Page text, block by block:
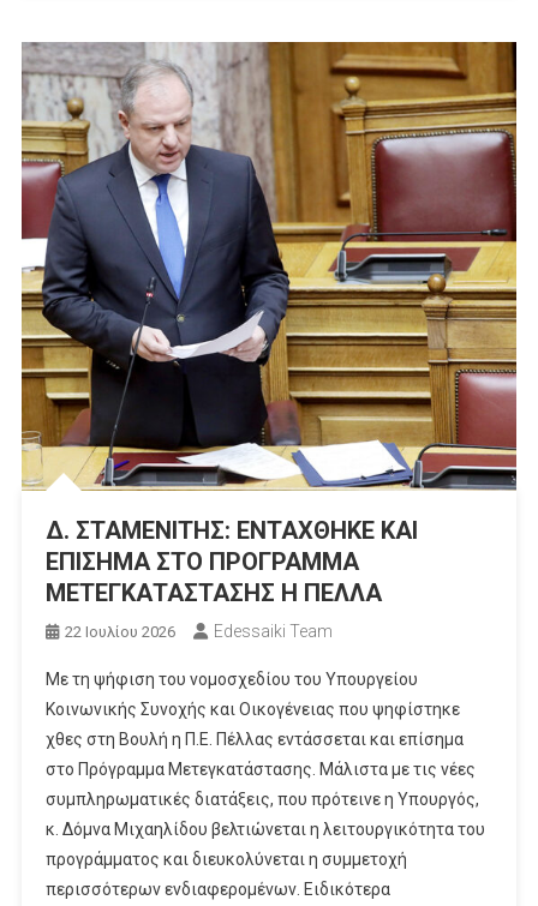
Δ. ΣΤΑΜΕΝΙΤΗΣ: ΕΝΤΑΧΘΗΚΕ ΚΑΙ
ΕΠΙΣΗΜΑ ΣΤΟ ΠΡΟΓΡΑΜΜΑ
ΜΕΤΕΓΚΑΤΑΣΤΑΣΗΣ Η ΠΕΛΛΑ
22 Ιουλίου 2026 Edessaiki Team
Με τη ψήφιση του νομοσχεδίου του Υπουργείου
Κοινωνικής Συνοχής και Οικογένειας που ψηφίστηκε
χθες στη Βουλή η Π.Ε. Πέλλας εντάσσεται και επίσημα
στο Πρόγραμμα Μετεγκατάστασης. Μάλιστα με τις νέες
συμπληρωματικές διατάξεις, που πρότεινε η Υπουργός,
κ. Δόμνα Μιχαηλίδου βελτιώνεται η λειτουργικότητα του
προγράμματος και διευκολύνεται η συμμετοχή
περισσότερων ενδιαφερομένων. Ειδικότερα